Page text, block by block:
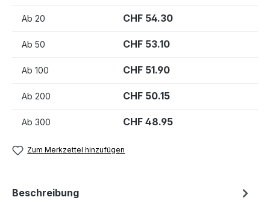
Ab 20 CHF 54.30
Ab 50 CHF 53.10
Ab 100 CHF 51.90
Ab 200 CHF 50.15
Ab 300 CHF 48.95
Zum Merkzettel hinzufügen
Beschreibung